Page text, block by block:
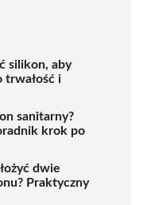
silikon, aby
trwałość i
sanitarny?
krok po
dwie
Praktyczny